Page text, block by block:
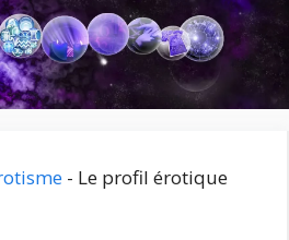
- Le profil érotique